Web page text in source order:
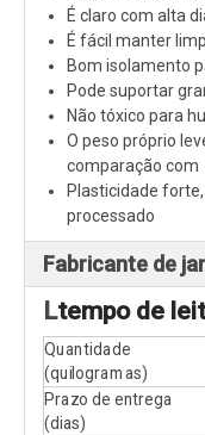
É claro com alta
É fácil manter
Bom isolamento
Pode suportar
Não tóxico para
O peso próprio
comparação com
Plasticidade
processado
Fabricante de
Ltempo de
Quantidade
(quilogramas)
Prazo de entrega
(dias)